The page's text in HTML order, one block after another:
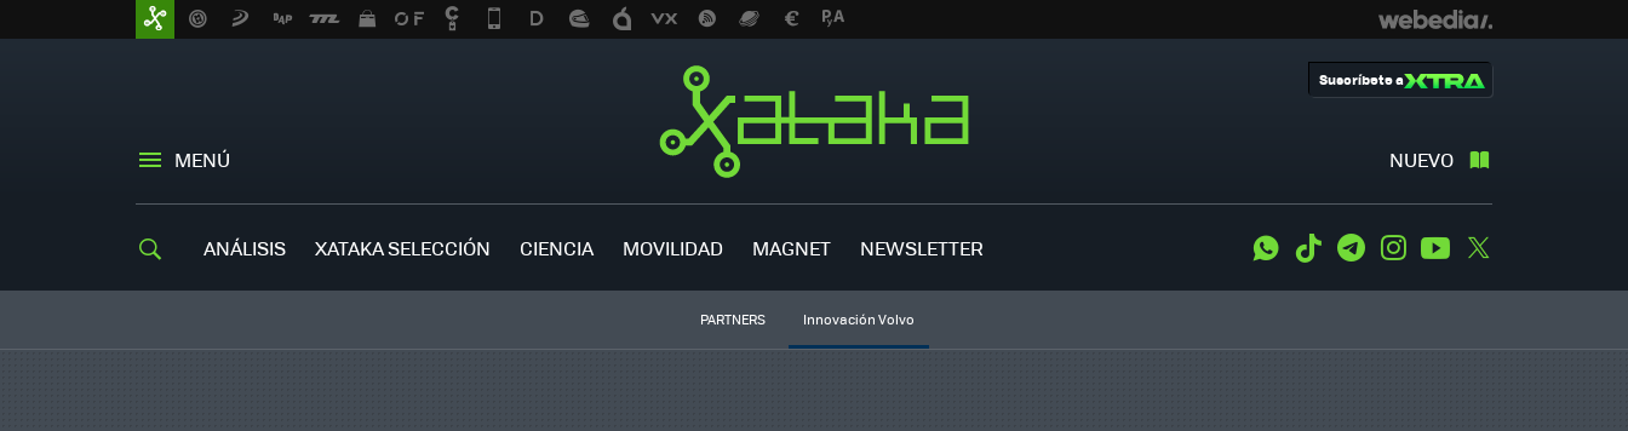
MENÚ NUEVO
Suscríbete a
ANÁLISIS XATAKA SELECCIÓN CIENCIA MOVILIDAD MAGNET NEWSLETTER WhatsApp
Tiktok TelegramInstagramYoutube
PARTNERS Innovación Volvo